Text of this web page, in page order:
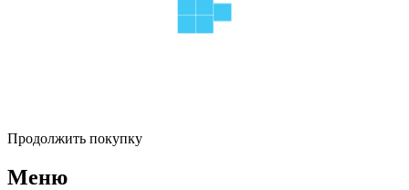
Продолжить покупку
Меню